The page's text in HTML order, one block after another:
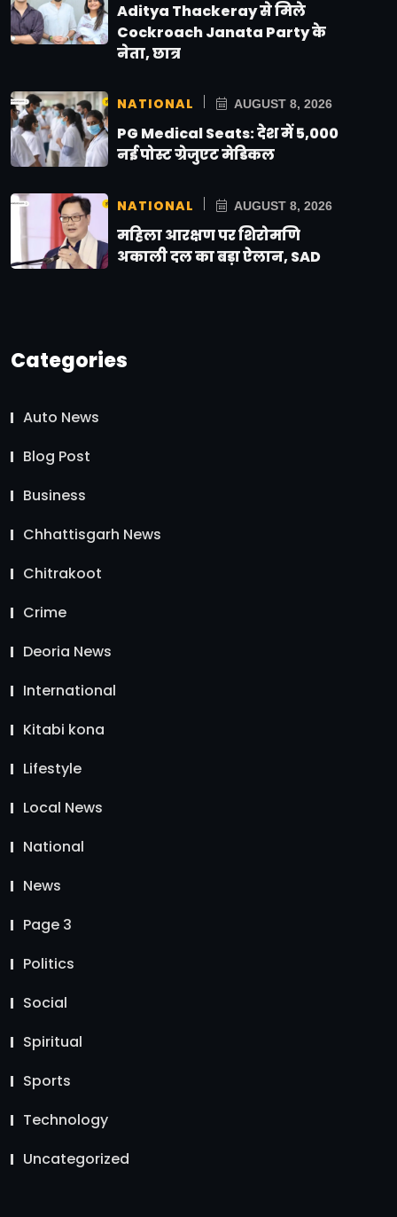
Aditya Thackeray से मिले
Cockroach Janata Party के
नेता, छात्र
NATIONAL AUGUST 8, 2026
PG Medical Seats: देश में 5,000
नई पोस्ट ग्रेजुएट मेडिकल
NATIONAL AUGUST 8, 2026
महिला आरक्षण पर शिरोमणि
अकाली दल का बड़ा ऐलान, SAD
Categories
Auto News
Blog Post
Business
Chhattisgarh News
Chitrakoot
Crime
Deoria News
International
Kitabi kona
Lifestyle
Local News
National
News
Page 3
Politics
Social
Spiritual
Sports
Technology
Uncategorized